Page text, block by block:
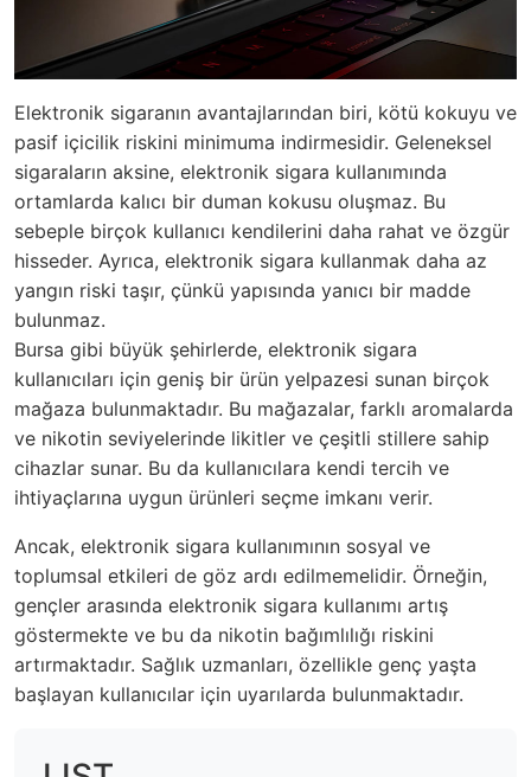
Elektronik sigaranın avantajlarından biri, kötü kokuyu ve
pasif içicilik riskini minimuma indirmesidir. Geleneksel
sigaraların aksine, elektronik sigara kullanımında
ortamlarda kalıcı bir duman kokusu oluşmaz. Bu
sebeple birçok kullanıcı kendilerini daha rahat ve özgür
hisseder. Ayrıca, elektronik sigara kullanmak daha az
yangın riski taşır, çünkü yapısında yanıcı bir madde
bulunmaz.
Bursa gibi büyük şehirlerde, elektronik sigara
kullanıcıları için geniş bir ürün yelpazesi sunan birçok
mağaza bulunmaktadır. Bu mağazalar, farklı aromalarda
ve nikotin seviyelerinde likitler ve çeşitli stillere sahip
cihazlar sunar. Bu da kullanıcılara kendi tercih ve
ihtiyaçlarına uygun ürünleri seçme imkanı verir.
Ancak, elektronik sigara kullanımının sosyal ve
toplumsal etkileri de göz ardı edilmemelidir. Örneğin,
gençler arasında elektronik sigara kullanımı artış
göstermekte ve bu da nikotin bağımlılığı riskini
artırmaktadır. Sağlık uzmanları, özellikle genç yaşta
başlayan kullanıcılar için uyarılarda bulunmaktadır.